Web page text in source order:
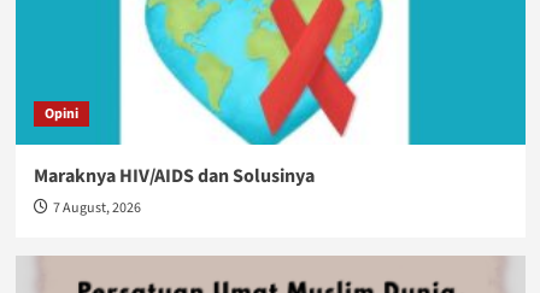
Opini
Maraknya HIV/AIDS dan Solusinya
7 August, 2026